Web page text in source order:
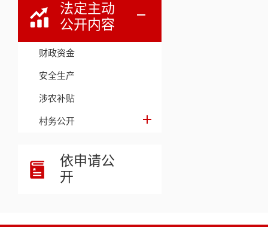
法定主动
公开内容
财政资金
安全生产
涉农补贴
村务公开
依申请公
开